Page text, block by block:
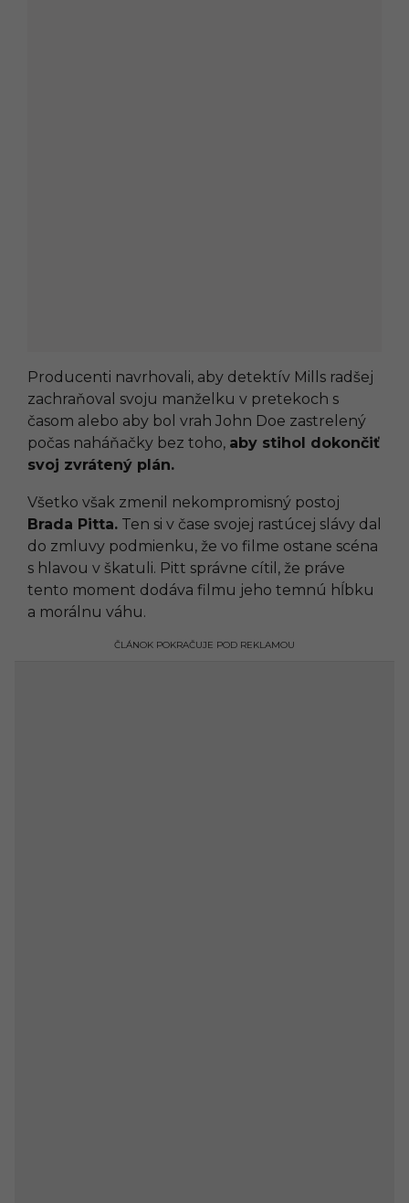
Producenti navrhovali, aby detektív Mills radšej
zachraňoval svoju manželku v pretekoch s
časom alebo aby bol vrah John Doe zastrelený
počas naháňačky bez toho, aby stihol dokončiť
svoj zvrátený plán.
Všetko však zmenil nekompromisný postoj
Brada Pitta. Ten si v čase svojej rastúcej slávy dal
do zmluvy podmienku, že vo filme ostane scéna
s hlavou v škatuli. Pitt správne cítil, že práve
tento moment dodáva filmu jeho temnú hĺbku
a morálnu váhu.
ČLÁNOK POKRAČUJE POD REKLAMOU